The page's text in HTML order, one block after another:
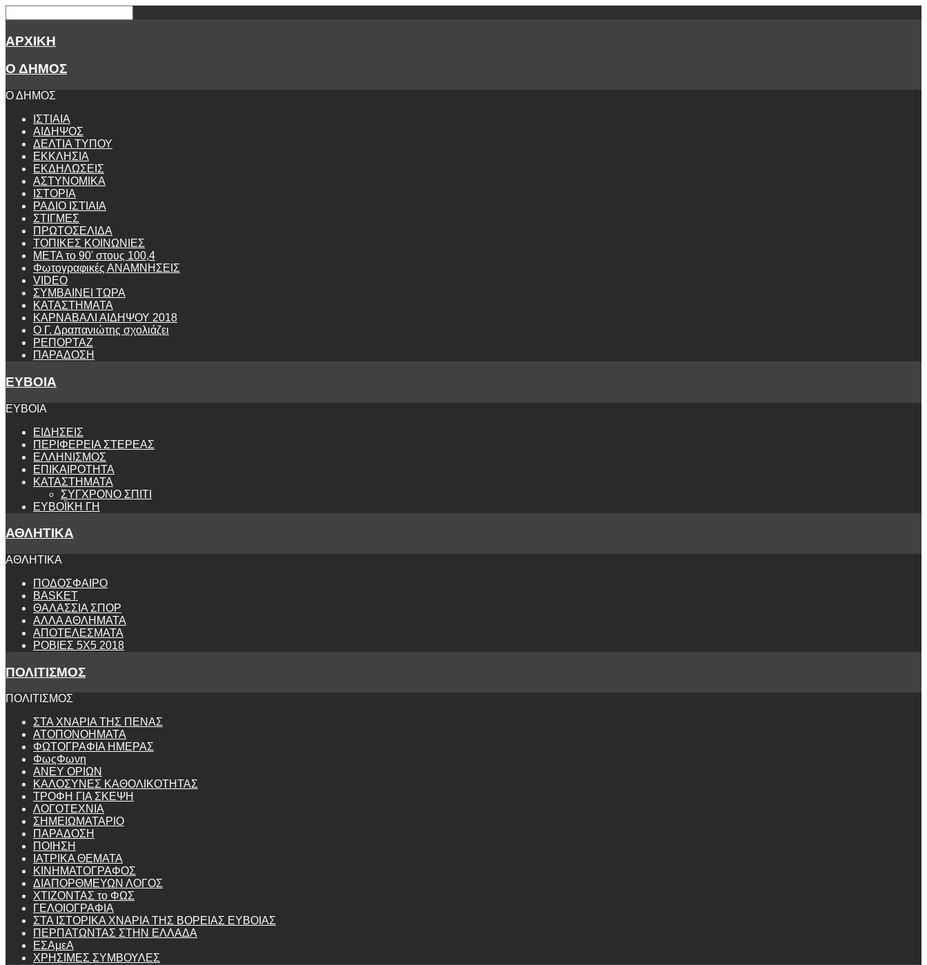
ΑΡΧΙΚΗ
Ο ΔΗΜΟΣ
Ο ΔΗΜΟΣ
ΙΣΤΙΑΙΑ
ΑΙΔΗΨΟΣ
ΔΕΛΤΙΑ ΤΥΠΟΥ
ΕΚΚΛΗΣΙΑ
ΕΚΔΗΛΩΣΕΙΣ
ΑΣΤΥΝΟΜΙΚΑ
ΙΣΤΟΡΙΑ
ΡΑΔΙΟ ΙΣΤΙΑΙΑ
ΣΤΙΓΜΕΣ
ΠΡΩΤΟΣΕΛΙΔΑ
ΤΟΠΙΚΕΣ ΚΟΙΝΩΝΙΕΣ
ΜΕΤΑ το 90' στους 100,4
Φωτογραφικές ΑΝΑΜΝΗΣΕΙΣ
VIDEO
ΣΥΜΒΑΙΝΕΙ ΤΩΡΑ
ΚΑΤΑΣΤΗΜΑΤΑ
ΚΑΡΝΑΒΑΛΙ ΑΙΔΗΨΟΥ 2018
Ο Γ. Δραπανιώτης σχολιάζει
ΡΕΠΟΡΤΑΖ
ΠΑΡΑΔΟΣΗ
ΕΥΒΟΙΑ
ΕΥΒΟΙΑ
ΕΙΔΗΣΕΙΣ
ΠΕΡΙΦΕΡΕΙΑ ΣΤΕΡΕΑΣ
ΕΛΛΗΝΙΣΜΟΣ
ΕΠΙΚΑΙΡΟΤΗΤΑ
ΚΑΤΑΣΤΗΜΑΤΑ
ΣΥΓΧΡΟΝΟ ΣΠΙΤΙ
ΕΥΒΟΪΚΗ ΓΗ
ΑΘΛΗΤΙΚΑ
ΑΘΛΗΤΙΚΑ
ΠΟΔΟΣΦΑΙΡΟ
BASKET
ΘΑΛΑΣΣΙΑ ΣΠΟΡ
ΑΛΛΑ ΑΘΛΗΜΑΤΑ
ΑΠΟΤΕΛΕΣΜΑΤΑ
ΡΟΒΙΕΣ 5Χ5 2018
ΠΟΛΙΤΙΣΜΟΣ
ΠΟΛΙΤΙΣΜΟΣ
ΣΤΑ ΧΝΑΡΙΑ ΤΗΣ ΠΕΝΑΣ
ΑΤΟΠΟΝΟΗΜΑΤΑ
ΦΩΤΟΓΡΑΦΙΑ ΗΜΕΡΑΣ
ΦωςΦωνη
ANEY ΟΡΙΩΝ
ΚΑΛΟΣΥΝΕΣ ΚΑΘΟΛΙΚΟΤΗΤΑΣ
ΤΡΟΦΗ ΓΙΑ ΣΚΕΨΗ
ΛΟΓΟΤΕΧΝΙΑ
ΣΗΜΕΙΩΜΑΤΑΡΙΟ
ΠΑΡΑΔΟΣΗ
ΠΟΙΗΣΗ
ΙΑΤΡΙΚΑ ΘΕΜΑΤΑ
ΚΙΝΗΜΑΤΟΓΡΑΦΟΣ
ΔΙΑΠΟΡΘΜΕΥΩΝ ΛΟΓΟΣ
ΧΤΙΖΟΝΤΑΣ το ΦΩΣ
ΓΕΛΟΙΟΓΡΑΦΙΑ
ΣΤΑ ΙΣΤΟΡΙΚΑ ΧΝΑΡΙΑ ΤΗΣ ΒΟΡΕΙΑΣ ΕΥΒΟΙΑΣ
ΠΕΡΠΑΤΩΝΤΑΣ ΣΤΗΝ ΕΛΛΑΔΑ
ΕΣΑμεΑ
ΧΡΗΣΙΜΕΣ ΣΥΜΒΟΥΛΕΣ